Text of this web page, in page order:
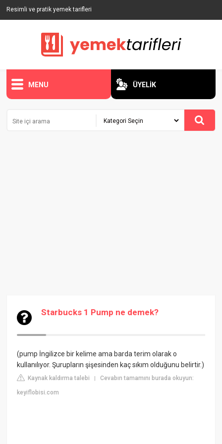
Resimli ve pratik yemek tarifleri
MENU ÜYELİK
Starbucks 1 Pump ne demek?
(pump İngilizce bir kelime ama barda terim olarak o
kullanılıyor. Şurupların şişesinden kaç sıkım olduğunu belirtir.)
Kaynak kaldırma talebi |Cevabın tamamını burada okuyun:
keyiflobisi.com